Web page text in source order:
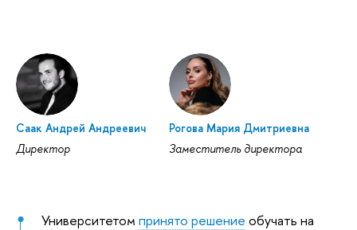
Саак Андрей Андреевич
Директор
Рогова Мария Дмитриевна
Заместитель директора
Университетом принято решение обучать на